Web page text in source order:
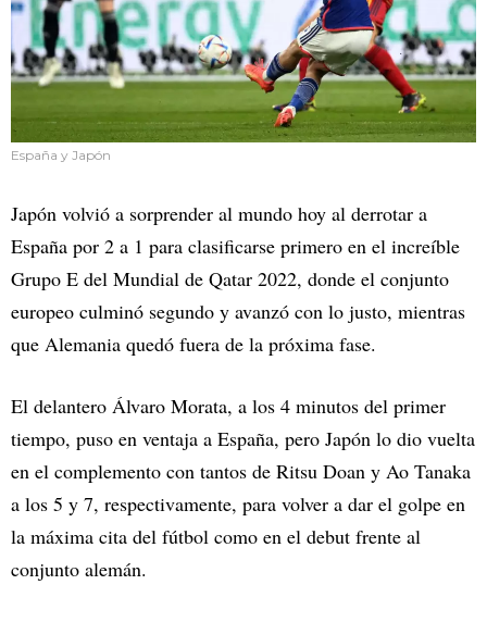
España y Japón
Japón volvió a sorprender al mundo hoy al derrotar a
España por 2 a 1 para clasificarse primero en el increíble
Grupo E del Mundial de Qatar 2022, donde el conjunto
europeo culminó segundo y avanzó con lo justo, mientras
que Alemania quedó fuera de la próxima fase.
El delantero Álvaro Morata, a los 4 minutos del primer
tiempo, puso en ventaja a España, pero Japón lo dio vuelta
en el complemento con tantos de Ritsu Doan y Ao Tanaka
a los 5 y 7, respectivamente, para volver a dar el golpe en
la máxima cita del fútbol como en el debut frente al
conjunto alemán.